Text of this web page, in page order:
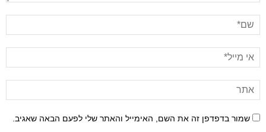
שמור בדפדפן זה את השם, האימייל והאתר שלי לפעם הבאה שאגיב.